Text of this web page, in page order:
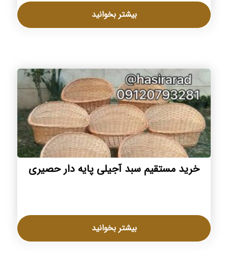
بیشتر بخوانید
خرید مستقیم سبد آجیلی پایه دار حصیری
بیشتر بخوانید